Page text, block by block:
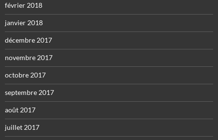
février 2018
janvier 2018
décembre 2017
novembre 2017
octobre 2017
septembre 2017
août 2017
juillet 2017